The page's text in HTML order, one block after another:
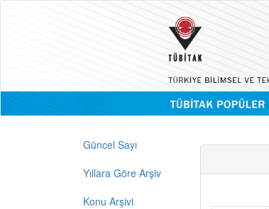
Güncel Sayı
Yıllara Göre Arşiv
Konu Arşivi